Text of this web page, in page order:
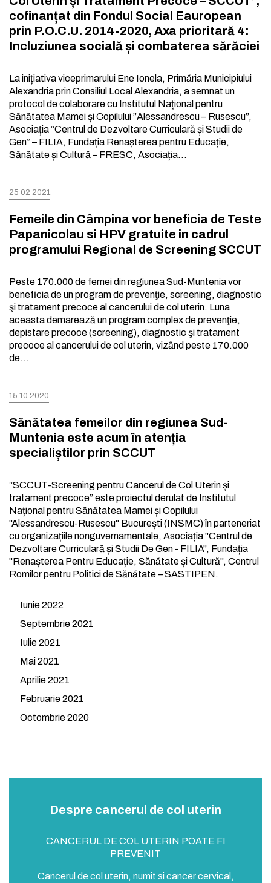
cofinanțat din Fondul Social Eauropean
prin P.O.C.U. 2014-2020, Axa prioritară 4:
Incluziunea socială și combaterea sărăciei
La inițiativa viceprimarului Ene Ionela, Primăria Municipiului
Alexandria prin Consiliul Local Alexandria, a semnat un
protocol de colaborare cu Institutul Național pentru
Sănătatea Mamei și Copilului ”Alessandrescu – Rusescu”,
Asociația ”Centrul de Dezvoltare Curriculară și Studii de
Gen” – FILIA, Fundația Renașterea pentru Educație,
Sănătate și Cultură – FRESC, Asociația…
25 02 2021
Femeile din Câmpina vor beneficia de Teste
Papanicolau si HPV gratuite in cadrul
programului Regional de Screening SCCUT
Peste 170.000 de femei din regiunea Sud-Muntenia vor
beneficia de un program de prevenţie, screening, diagnostic
şi tratament precoce al cancerului de col uterin. Luna
aceasta demarează un program complex de prevenţie,
depistare precoce (screening), diagnostic şi tratament
precoce al cancerului de col uterin, vizȃnd peste 170.000
de…
15 10 2020
Sănătatea femeilor din regiunea Sud-
Muntenia este acum în atenția
specialiștilor prin SCCUT
”SCCUT-Screening pentru Cancerul de Col Uterin și
tratament precoce” este proiectul derulat de Institutul
Național pentru Sănătatea Mamei și Copilului
"Alessandrescu-Rusescu" București (INSMC) în parteneriat
cu organizațiile nonguvernamentale, Asociația "Centrul de
Dezvoltare Curriculară și Studii De Gen - FILIA", Fundația
"Renașterea Pentru Educație, Sănătate și Cultură", Centrul
Romilor pentru Politici de Sănătate – SASTIPEN.
Iunie 2022
Septembrie 2021
Iulie 2021
Mai 2021
Aprilie 2021
Februarie 2021
Octombrie 2020
Despre cancerul de col uterin
CANCERUL DE COL UTERIN POATE FI
PREVENIT
Cancerul de col uterin, numit si cancer cervical,